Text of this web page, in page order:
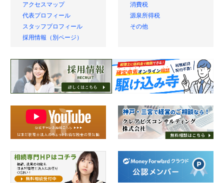
アクセスマップ
代表プロフィール
スタッフプロフィール
採用情報（別ページ）
消費税
源泉所得税
その他